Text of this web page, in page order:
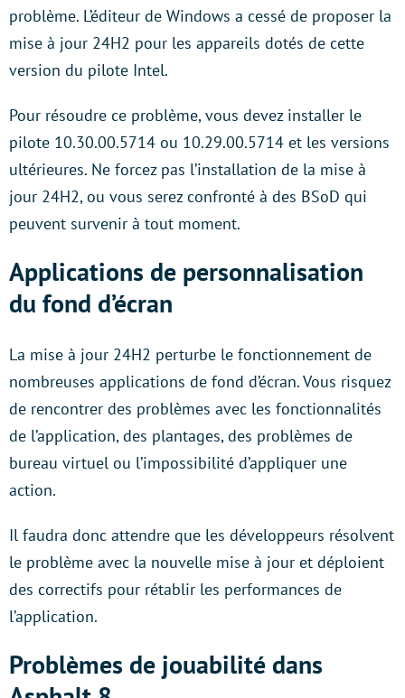
problème. L’éditeur de Windows a cessé de proposer la
mise à jour 24H2 pour les appareils dotés de cette
version du pilote Intel.
Pour résoudre ce problème, vous devez installer le
pilote 10.30.00.5714 ou 10.29.00.5714 et les versions
ultérieures. Ne forcez pas l’installation de la mise à
jour 24H2, ou vous serez confronté à des BSoD qui
peuvent survenir à tout moment.
Applications de personnalisation
du fond d’écran
La mise à jour 24H2 perturbe le fonctionnement de
nombreuses applications de fond d’écran. Vous risquez
de rencontrer des problèmes avec les fonctionnalités
de l’application, des plantages, des problèmes de
bureau virtuel ou l’impossibilité d’appliquer une
action.
Il faudra donc attendre que les développeurs résolvent
le problème avec la nouvelle mise à jour et déploient
des correctifs pour rétablir les performances de
l’application.
Problèmes de jouabilité dans